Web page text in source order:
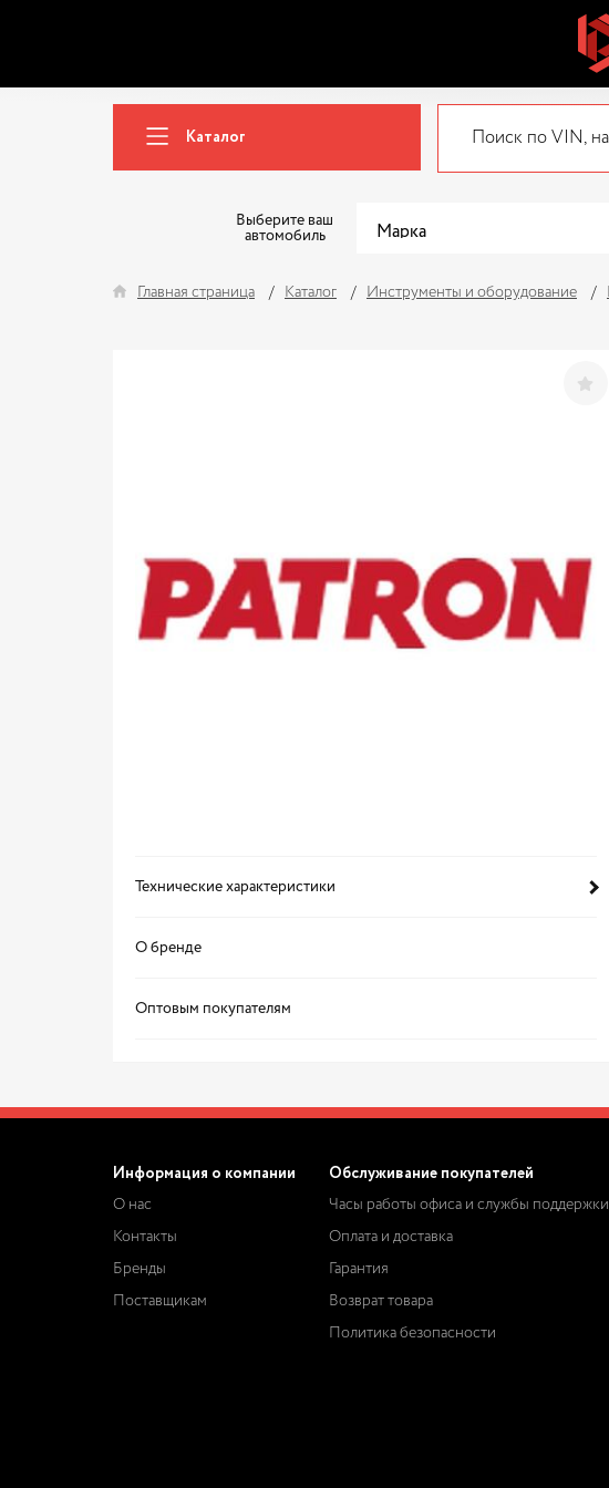
Каталог
Выберите ваш
автомобиль
Главная страница Каталог Инструменты и оборудование
Технические характеристики
О бренде
Оптовым покупателям
Информация о компании
О нас
Контакты
Бренды
Поставщикам
Обслуживание покупателей
Часы работы офиса и службы поддержки
Оплата и доставка
Гарантия
Возврат товара
Политика безопасности